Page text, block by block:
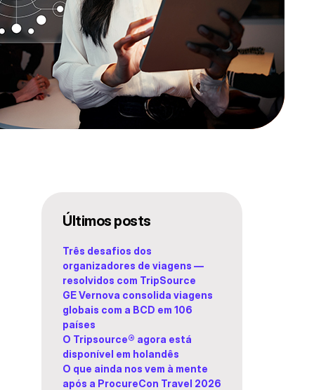
Últimos posts
Três desafios dos
organizadores de viagens —
resolvidos com TripSource
GE Vernova consolida viagens
globais com a BCD em 106
países
O Tripsource® agora está
disponível em holandês
O que ainda nos vem à mente
após a ProcureCon Travel 2026